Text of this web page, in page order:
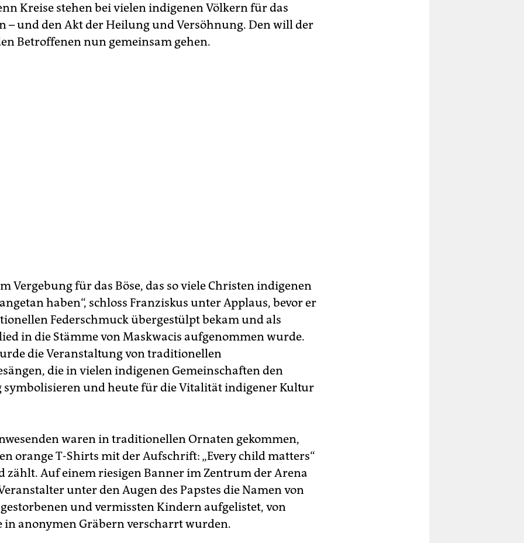
Kreise stehen bei vielen indigenen Völkern für das
– und den Akt der Heilung und Versöhnung. Den will der
Betroffenen nun gemeinsam gehen.
Vergebung für das Böse, das so viele Christen indigenen
haben“, schloss Franziskus unter Applaus, bevor er
Federschmuck übergestülpt bekam und als
in die Stämme von Maskwacis aufgenommen wurde.
die Veranstaltung von traditionellen
die in vielen indigenen Gemeinschaften den
symbolisieren und heute für die Vitalität indigener Kultur
waren in traditionellen Ornaten gekommen,
orange T-Shirts mit der Aufschrift: „Every child matters“
zählt. Auf einem riesigen Banner im Zentrum der Arena
unter den Augen des Papstes die Namen von
und vermissten Kindern aufgelistet, von
in anonymen Gräbern verscharrt wurden.